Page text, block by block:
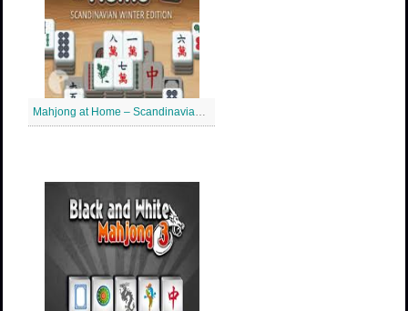
Mahjong at Home – Scandinavian Mahjong